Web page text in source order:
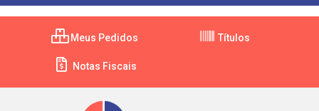
Meus Pedidos Títulos
Notas Fiscais